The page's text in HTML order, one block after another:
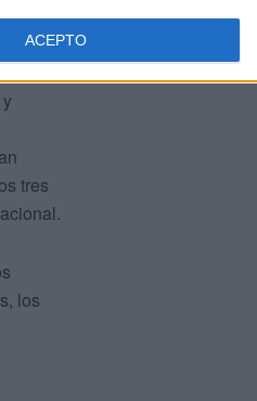
ACEPTO
tres
los